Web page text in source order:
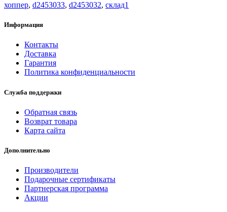
хоппер, d2453033, d2453032, склад1
Информация
Контакты
Доставка
Гарантия
Политика конфиденциальности
Служба поддержки
Обратная связь
Возврат товара
Карта сайта
Дополнительно
Производители
Подарочные сертификаты
Партнерская программа
Акции